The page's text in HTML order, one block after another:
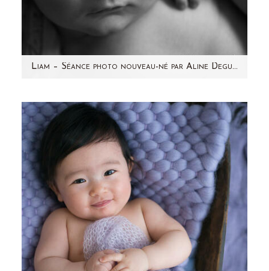
Liam – Séance photo nouveau-né par Aline Deguy Photographe Paris et 92
Un joli nouveau-né métissé avec de jolis
cheveux…